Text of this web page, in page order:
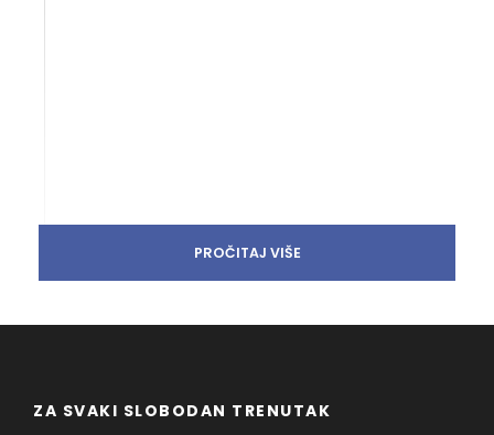
PROČITAJ VIŠE
ZA SVAKI SLOBODAN TRENUTAK